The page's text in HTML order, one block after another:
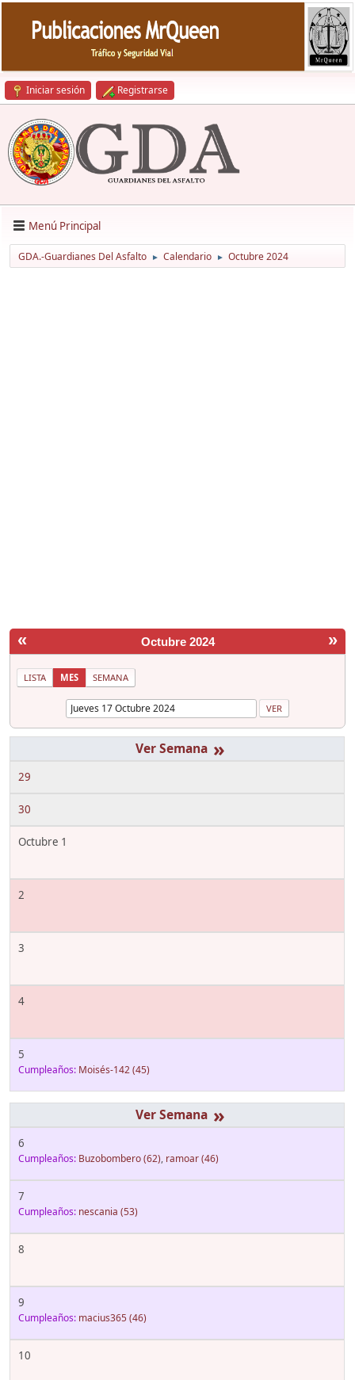
Iniciar sesión Registrarse
Menú Principal
GDA.-Guardianes Del Asfalto ► Calendario ► Octubre 2024
« »
Octubre 2024
LISTA MES SEMANA
»
29
30
Octubre 1
2
3
4
5
Cumpleaños: Moisés-142(45)
»
6
Cumpleaños: Buzobombero(62), ramoar(46)
7
Cumpleaños: nescania (53)
8
9
Cumpleaños: macius365 (46)
10